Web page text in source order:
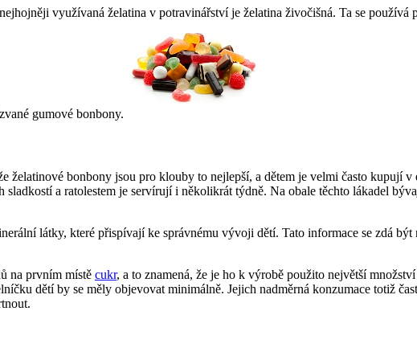
využívaná želatina v potravinářství je želatina živočišná. Ta se
gumové bonbony.
želatinové bonbony jsou pro klouby to nejlepší, a dětem je velmi často kupují
a ratolestem je servírují i několikrát týdně. Na obale těchto lákadel
látky, které přispívají ke správnému vývoji dětí. Tato informace se zdá
na prvním místě cukr, a to znamená, že je ho k výrobě použito největší
dětí by se měly objevovat minimálně. Jejich nadměrná konzumace totiž